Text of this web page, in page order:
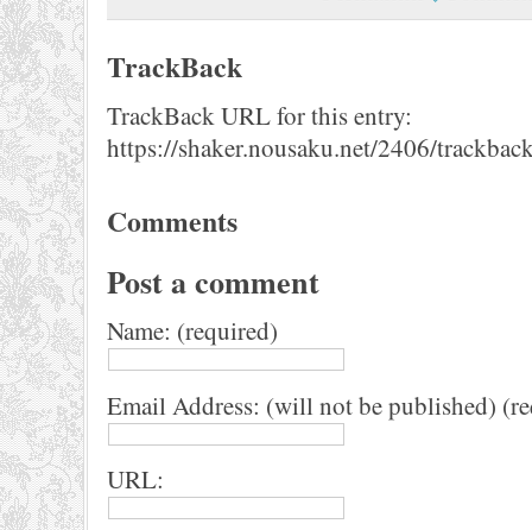
TrackBack
TrackBack URL for this entry:
https://shaker.nousaku.net/2406/
Comments
Post a comment
Name: (required)
Email Address: (will not be published)
URL: